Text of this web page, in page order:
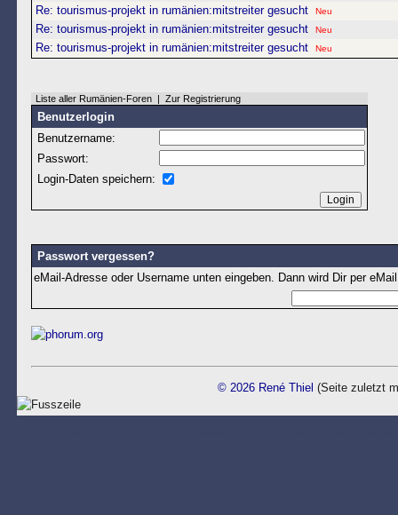
Re: tourismus-projekt in rumänien:mitstreiter gesucht Neu
Re: tourismus-projekt in rumänien:mitstreiter gesucht Neu
Re: tourismus-projekt in rumänien:mitstreiter gesucht Neu
Liste aller Rumänien-Foren| Zur Registrierung
Benutzerlogin
Benutzername:
Passwort:
Login-Daten speichern:
Passwort vergessen?
eMail-Adresse oder Username unten eingeben. Dann wird Dir per
© 2026 René Thiel (Seite zuletzt